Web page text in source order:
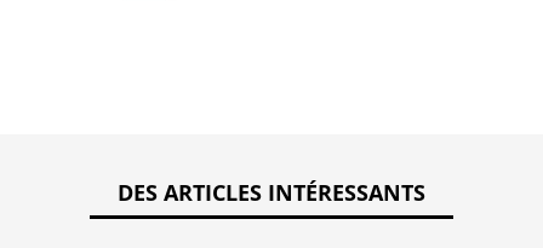
DES ARTICLES INTÉRESSANTS